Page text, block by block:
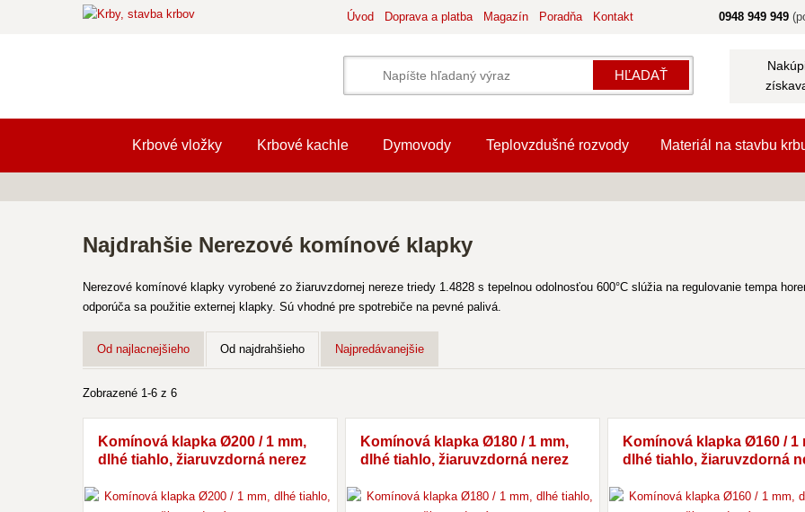
HĽADAŤ
0948 949 949
Úvod Doprava a platba Magazín Poradňa Kontakt
Krbové vložky Krbové kachle Dymovody Teplovzdušné rozvody Materiál na stavbu
Najdrahšie Nerezové komínové klapky
Nerezové komínové klapky vyrobené zo žiaruvzdornej nereze triedy 1.4828 s tepelnou odolnosťou 600°C slúžia na regulovanie tempa
odporúča sa použitie externej klapky. Sú vhodné pre spotrebiče na pevné palivá.
Od najlacnejšieho Od najdrahšieho Najpredávanejšie
Zobrazené 1-6 z 6
Komínová klapka Ø200 / 1 mm,
dlhé tiahlo, žiaruvzdorná nerez
Komínová klapka Ø180 / 1 mm,
dlhé tiahlo, žiaruvzdorná nerez
Komínová klapka Ø160 / 1
dlhé tiahlo, žiaruvzdorná